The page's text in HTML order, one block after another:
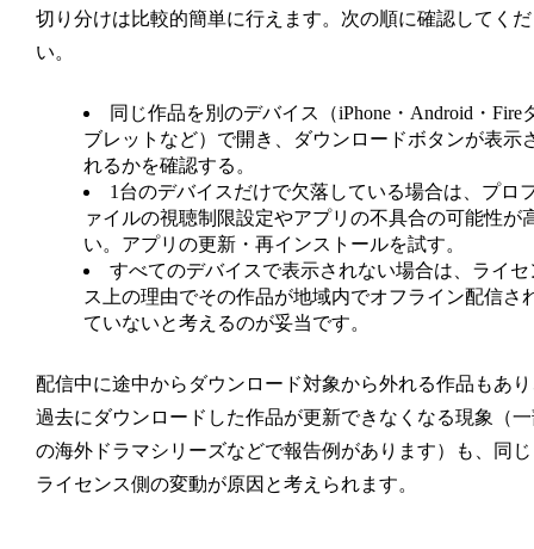
切り分けは比較的簡単に行えます。次の順に確認してく
い。
同じ作品を別のデバイス（iPhone・Android・Fire
ブレットなど）で開き、ダウンロードボタンが表示
れるかを確認する。
1台のデバイスだけで欠落している場合は、プロ
ァイルの視聴制限設定やアプリの不具合の可能性が
い。アプリの更新・再インストールを試す。
すべてのデバイスで表示されない場合は、ライセ
ス上の理由でその作品が地域内でオフライン配信さ
ていないと考えるのが妥当です。
配信中に途中からダウンロード対象から外れる作品もあ
過去にダウンロードした作品が更新できなくなる現象（
の海外ドラマシリーズなどで報告例があります）も、同
ライセンス側の変動が原因と考えられます。